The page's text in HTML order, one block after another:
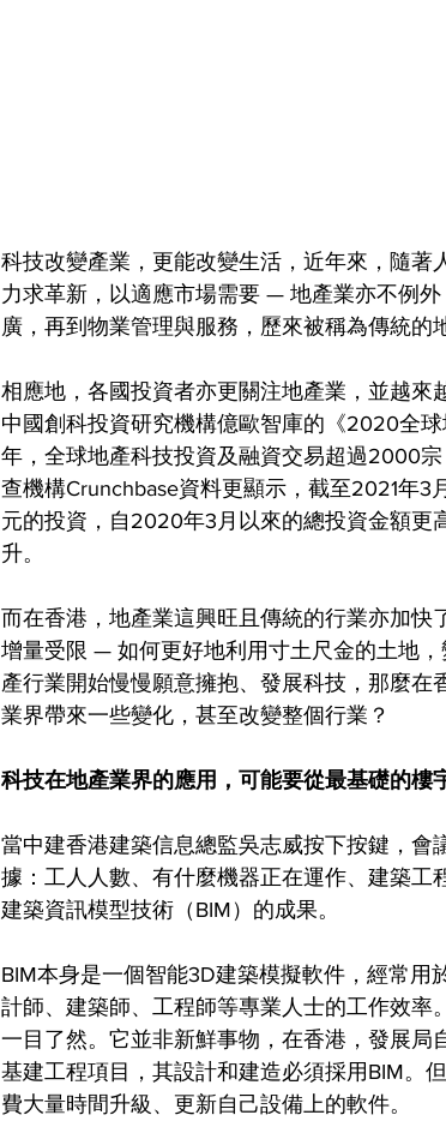
科技改變產業，更能改變生活，近年來，隨
力求革新，以適應市場需要 — 地產業亦不例
廣，再到物業管理與服務，歷來被稱為傳統的
相應地，各國投資者亦更關注地產業，並越來
中國創科投資研究機構億歐智庫的《2020全
年，全球地產科技投資及融資交易超過2000
查機構Crunchbase資料更顯示，截至2021年
元的投資，自2020年3月以來的總投資金額更
升。
而在香港，地產業這興旺且傳統的行業亦加快
增量受限 — 如何更好地利用寸土尺金的土地
產行業開始慢慢願意擁抱、發展科技，那麼
業界帶來一些變化，甚至改變整個行業？
科技在地產業界的應用，可能要從最基礎的樓
當中建香港建築信息總監吳志威按下按鍵，
據：工人人數、有什麼機器正在運作、建築
建築資訊模型技術（BIM）的成果。
BIM本身是一個智能3D建築模擬軟件，經常
計師、建築師、工程師等專業人士的工作效
一目了然。它並非新鮮事物，在香港，發展
基建工程項目，其設計和建造必須採用BIM。
費大量時間升級、更新自己設備上的軟件。